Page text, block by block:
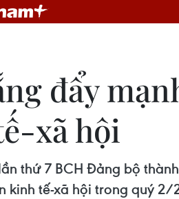
đẩy
xã hội
thứ 7 BCH Đảng bộ
kinh tế-xã hội trong quý 2/